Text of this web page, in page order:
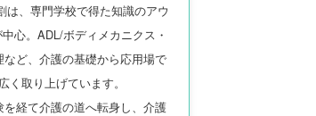
は、専門学校で得た知識のアウ
中心。ADL/ボディメカニクス・
など、介護の基礎から応用場で
く取り上げています。
を経て介護の道へ転身し、介護